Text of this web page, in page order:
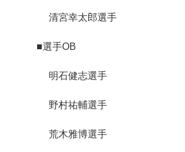
清宮幸太郎選手
■選手OB
明石健志選手
野村祐輔選手
荒木雅博選手